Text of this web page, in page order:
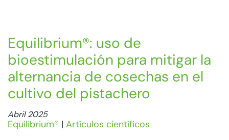
Equilibrium®: uso de
bioestimulación para mitigar la
alternancia de cosechas en el
cultivo del pistachero
Abril 2025
Equilibrium® | Artículos científicos